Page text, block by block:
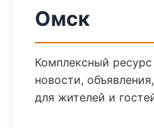
Омск
Комплексный
новости,
для жителей и